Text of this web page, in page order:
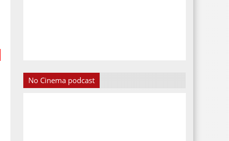
No Cinema podcast